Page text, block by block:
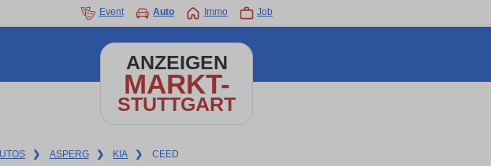
Event Auto Immo Job
ANZEIGEN
MARKT-
STUTTGART
❯ ASPERG ❯ KIA ❯ CEED